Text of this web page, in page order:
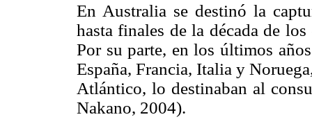
En Australia se destinó la
hasta finales de la década de
Por su parte, en los últimos
España, Francia, Italia y
Atlántico, lo destinaban al
Nakano, 2004).